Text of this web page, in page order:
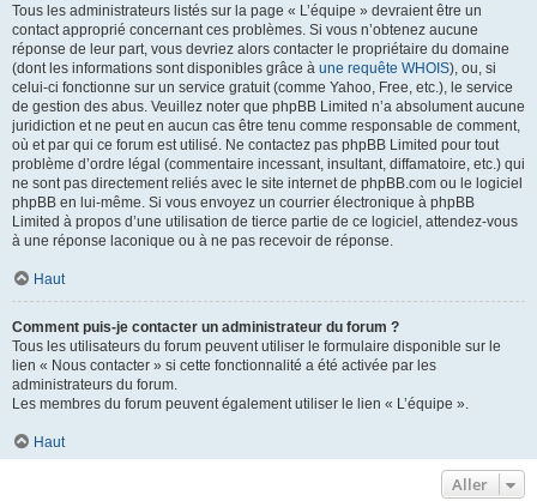
Tous les administrateurs listés sur la page « L’équipe » devraient être un
contact approprié concernant ces problèmes. Si vous n’obtenez aucune
réponse de leur part, vous devriez alors contacter le propriétaire du domaine
(dont les informations sont disponibles grâce à une requête WHOIS), ou, si
celui-ci fonctionne sur un service gratuit (comme Yahoo, Free, etc.), le service
de gestion des abus. Veuillez noter que phpBB Limited n’a absolument aucune
juridiction et ne peut en aucun cas être tenu comme responsable de comment,
où et par qui ce forum est utilisé. Ne contactez pas phpBB Limited pour tout
problème d’ordre légal (commentaire incessant, insultant, diffamatoire, etc.) qui
ne sont pas directement reliés avec le site internet de phpBB.com ou le logiciel
phpBB en lui-même. Si vous envoyez un courrier électronique à phpBB
Limited à propos d’une utilisation de tierce partie de ce logiciel, attendez-vous
à une réponse laconique ou à ne pas recevoir de réponse.
Haut
Comment puis-je contacter un administrateur du forum ?
Tous les utilisateurs du forum peuvent utiliser le formulaire disponible sur le
lien « Nous contacter » si cette fonctionnalité a été activée par les
administrateurs du forum.
Les membres du forum peuvent également utiliser le lien « L’équipe ».
Haut
Aller